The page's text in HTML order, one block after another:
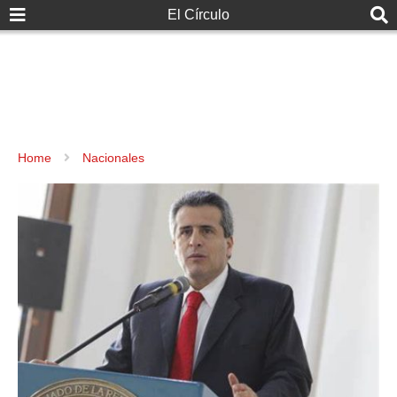
El Círculo
Home Nacionales